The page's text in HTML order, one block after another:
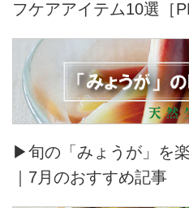
フケアアイテム10選［
▶旬の「みょうが」を
｜7月のおすすめ記事